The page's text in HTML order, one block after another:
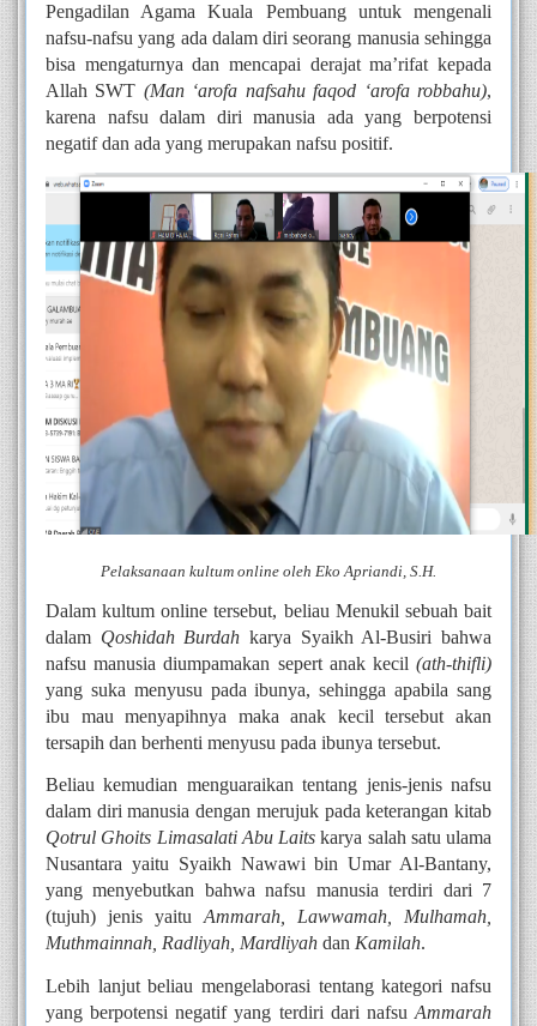
Pengadilan Agama Kuala Pembuang untuk mengenali
nafsu-nafsu yang ada dalam diri seorang manusia sehingga
bisa mengaturnya dan mencapai derajat ma’rifat kepada
Allah SWT (Man ‘arofa nafsahu faqod ‘arofa robbahu),
karena nafsu dalam diri manusia ada yang berpotensi
negatif dan ada yang merupakan nafsu positif.
Pelaksanaan kultum online oleh Eko Apriandi, S.H.
Dalam kultum online tersebut, beliau Menukil sebuah bait
dalam Qoshidah Burdah karya Syaikh Al-Busiri bahwa
nafsu manusia diumpamakan sepert anak kecil (ath-thifli)
yang suka menyusu pada ibunya, sehingga apabila sang
ibu mau menyapihnya maka anak kecil tersebut akan
tersapih dan berhenti menyusu pada ibunya tersebut.
Beliau kemudian menguaraikan tentang jenis-jenis nafsu
Qotrul Ghoits Limasalati Abu Laits karya salah satu ulama
Nusantara yaitu Syaikh Nawawi bin Umar Al-Bantany,
yang menyebutkan bahwa nafsu manusia terdiri dari 7
(tujuh) jenis yaitu Ammarah, Lawwamah, Mulhamah,
Muthmainnah, Radliyah, Mardliyah dan Kamilah.
Lebih lanjut beliau mengelaborasi tentang kategori nafsu
yang berpotensi negatif yang terdiri dari nafsu